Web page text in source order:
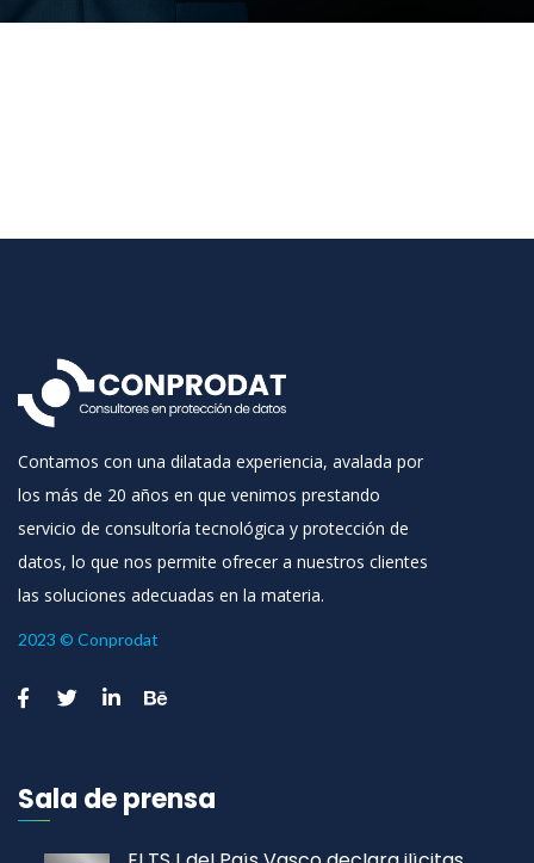
Contamos con una dilatada experiencia, avalada por
los más de 20 años en que venimos prestando
servicio de consultoría tecnológica y protección de
datos, lo que nos permite ofrecer a nuestros clientes
las soluciones adecuadas en la materia.
2023 © Conprodat
Sala de prensa